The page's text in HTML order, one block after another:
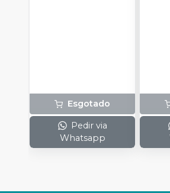
Esgotado
Pedir via
Whatsapp